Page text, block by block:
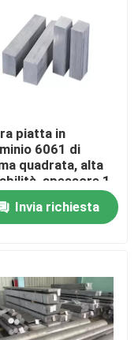
piatta in
6061 di
quadrata, alta
spessore 1
Invia richiesta